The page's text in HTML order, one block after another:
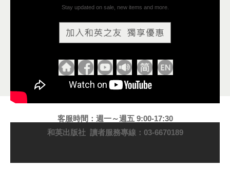
Stay updated on sale, new items and more.
客服時間：週一～週五 9:00-17:30
和英出版社 讀者服務專線：03-6670189